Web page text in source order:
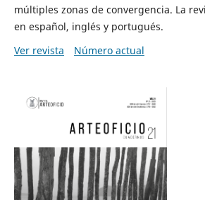
múltiples zonas de convergencia. La
en español, inglés y portugués.
Ver revista
Número actual